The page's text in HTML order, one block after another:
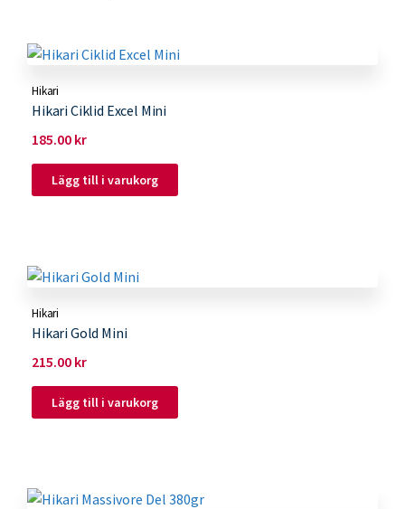
Hikari
Hikari Ciklid Excel Mini
185.00 kr
Lägg till i varukorg
Hikari
Hikari Gold Mini
215.00 kr
Lägg till i varukorg